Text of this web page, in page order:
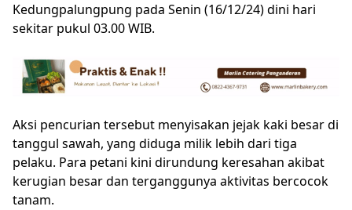
Kedungpalungpung pada Senin (16/12/24) dini hari
sekitar pukul 03.00 WIB.
Aksi pencurian tersebut menyisakan jejak kaki besar di
tanggul sawah, yang diduga milik lebih dari tiga
pelaku. Para petani kini dirundung keresahan akibat
kerugian besar dan terganggunya aktivitas bercocok
tanam.